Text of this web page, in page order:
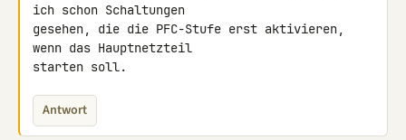
ich schon Schaltungen
gesehen, die die PFC-Stufe erst aktivieren,
wenn das Hauptnetzteil
starten soll.
Antwort